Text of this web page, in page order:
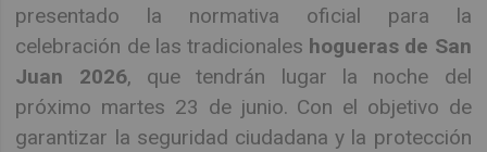
presentado la normativa oficial para la
celebración de las tradicionales hogueras de San
Juan 2026, que tendrán lugar la noche del
próximo martes 23 de junio. Con el objetivo de
garantizar la seguridad ciudadana y la protección